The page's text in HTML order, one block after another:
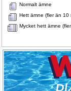
Normalt ämne
Hett ämne (fler än 10
Mycket hett ämne